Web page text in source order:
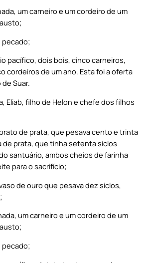
um carneiro e um cordeiro de um
pecado;
pacífico, dois bois, cinco carneiros,
cordeiros de um ano. Esta foi a oferta
Suar.
Eliab, filho de Helon e chefe dos filhos
de prata, que pesava cento e trinta
de prata, que tinha setenta siclos
santuário, ambos cheios de farinha
para o sacrifício;
de ouro que pesava dez siclos,
um carneiro e um cordeiro de um
pecado;